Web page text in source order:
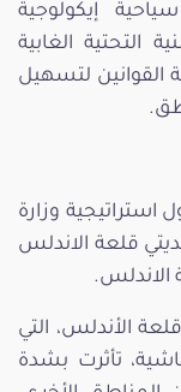
إيكولوجية
التحتية الغابية
القوانين لتسهيل
وزارة
قلعة الاندلس
الاندلس.
الأندلس، التي
تأثرت بشدة